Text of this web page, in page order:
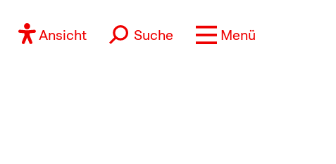
Ansicht Suche Menü